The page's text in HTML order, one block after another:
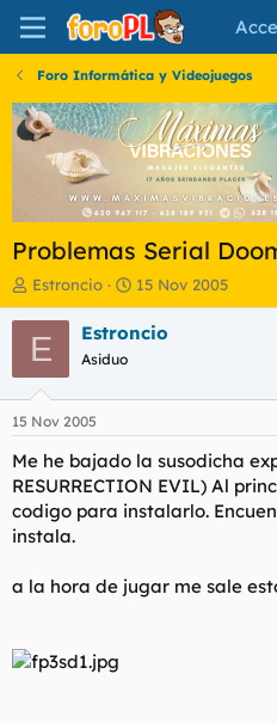
Foro Informática y Videojuegos
Problemas Serial
I
n
i
c
a
d
o
r
d
e
l
t
m
Estroncio
F
e
c
i
n
i
c
i
15 Nov 2005
E Estroncio
Asiduo
15 Nov 2005
Me he bajado la susodicha
RESURRECTION EVIL) Al
codigo para instalarlo.
instala.
a la hora de jugar me sale